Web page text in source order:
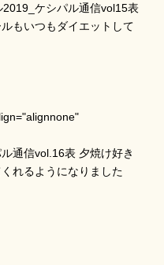
もいつもダイエットして
夕焼け好き
れるようになりました